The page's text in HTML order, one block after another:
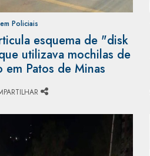
em Policiais
esquema de "disk
utilizava mochilas de
em Patos de Minas